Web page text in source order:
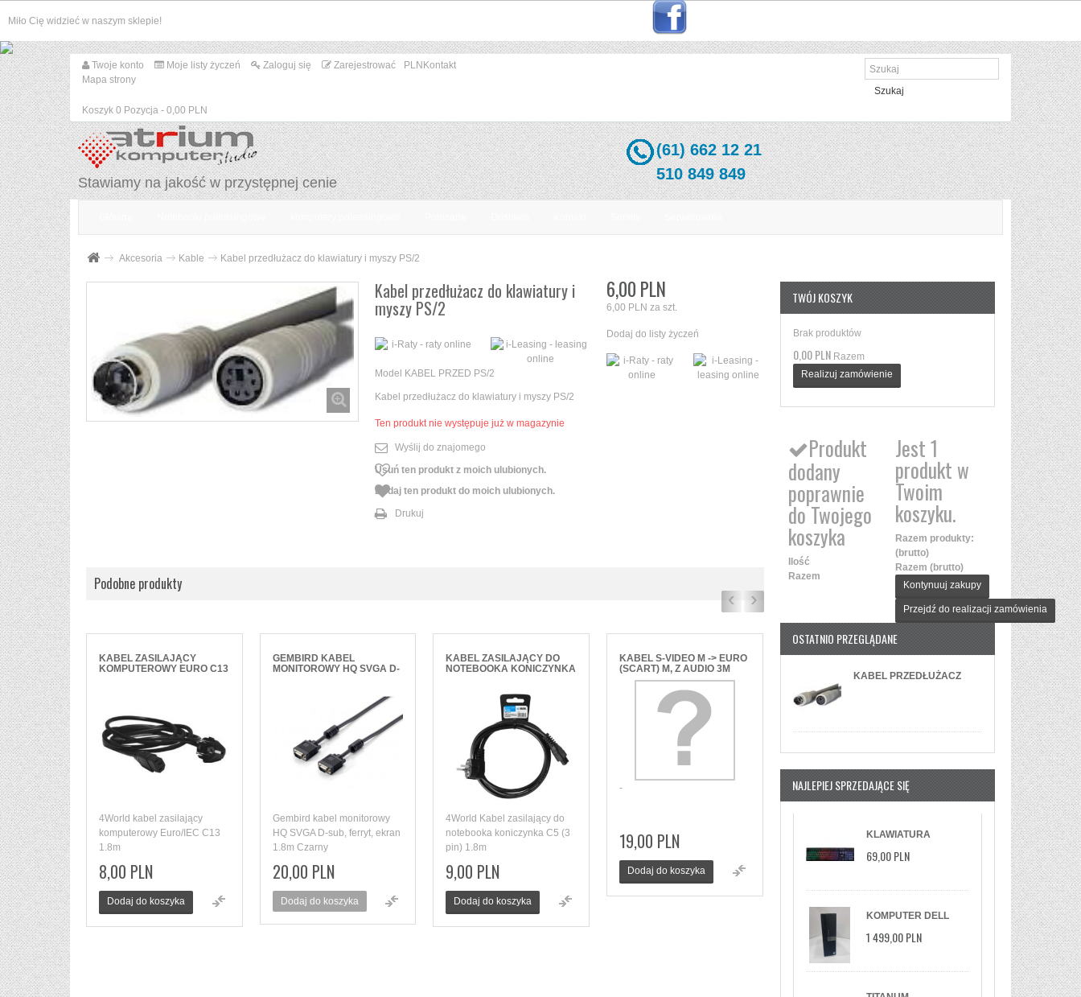
Miło Cię widzieć w naszym sklepie!
Twoje konto Moje listy życzeń Zaloguj się Zarejestrować PLN
Szukaj
Kontakt
Mapa strony
Koszyk 0 Pozycja - 0,00 PLN
Stawiamy na jakość w przystępnej cenie
(61) 662 12 21
510 849 849
Akcesoria Kable Kabel przedłużacz do klawiatury i myszy PS/2
Kabel przedłużacz do klawiatury i
myszy PS/2
Model KABEL PRZED PS/2
Kabel przedłużacz do klawiatury i myszy PS/2
Ten produkt nie występuje już w magazynie
Wyślij do znajomego
Usuń ten produkt z moich ulubionych.
Dodaj ten produkt do moich ulubionych.
Drukuj
6,00 PLN
6,00 PLN za szt.
Dodaj do listy życzeń
Podobne produkty
‹ ›
KABEL ZASILAJĄCY
KOMPUTEROWY EURO C13
4World kabel zasilający
komputerowy Euro/IEC C13
1.8m
8,00 PLN
Dodaj do koszyka
GEMBIRD KABEL
MONITOROWY HQ SVGA D-
Gembird kabel monitorowy
HQ SVGA D-sub, ferryt, ekran
1.8m Czarny
20,00 PLN
Dodaj do koszyka
KABEL ZASILAJĄCY DO
NOTEBOOKA KONICZYNKA
4World Kabel zasilający do
notebooka koniczynka C5 (3
pin) 1.8m
9,00 PLN
Dodaj do koszyka
KABEL S-VIDEO M -> EURO
(SCART) M, Z AUDIO 3M
-
19,00 PLN
Dodaj do koszyka
TWÓJ KOSZYK
Brak produktów
0,00 PLN Razem
Realizuj zamówienie
Produkt
dodany
poprawnie
do Twojego
koszyka
Ilość
Razem
Jest 1
produkt w
Twoim
koszyku.
Razem produkty:
(brutto)
Razem (brutto)
Kontynuuj zakupy
Przejdź do realizacji zamówienia
OSTATNIO PRZEGLĄDANE
KABEL PRZEDŁUŻACZ
NAJLEPIEJ SPRZEDAJĄCE SIĘ
KLAWIATURA
DEFENDER ARX GK-
69,00 PLN
KOMPUTER DELL
6700 8GB 256GB SSD
1 499,00 PLN